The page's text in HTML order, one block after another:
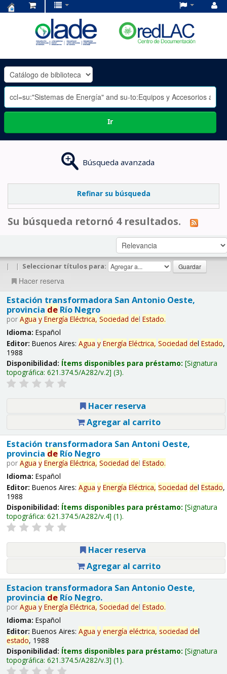
OLADE
-
Ir
Búsqueda avanzada
Refinar su búsqueda
Su búsqueda retornó 4 resultados.
| | Seleccionar títulos para:
Hacer reserva
Estación transformadora San Antonio Oeste,
provincia deRío Negro
por Agua y Energía Eléctrica, Sociedad del Estado.
Idioma: Español
Editor: Buenos Aires: Agua y Energía Eléctrica, Sociedad del Estado,
1988
Disponibilidad: Ítems disponibles para préstamo: Signatura
topográfica: 621.374.5/A282/v.2 (3).
Hacer reserva
Agregar al carrito
Estación transformadora San Antoni Oeste,
provincia deRío Negro
por Agua y Energía Eléctrica, Sociedad del Estado.
Idioma: Español
Editor: Buenos Aires: Agua y Energía Eléctrica, Sociedad del Estado,
1988
Disponibilidad: Ítems disponibles para préstamo: Signatura
topográfica: 621.374.5/A282/v.4 (1).
Hacer reserva
Agregar al carrito
Estacion transformadora San Antonio Oeste,
provincia deRío Negro.
por Agua y Energía Eléctrica, Sociedad del Estado.
Idioma: Español
Editor: Buenos Aires: Agua y energía eléctrica, sociedad del
estado, 1988
Disponibilidad: Ítems disponibles para préstamo: Signatura
topográfica: 621.374.5/A282/v.3 (1).